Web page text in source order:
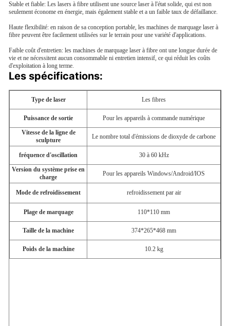
Stable et fiable: Les lasers à fibre utilisent une source laser à l'état solide, qui est non
seulement économe en énergie, mais également stable et a un faible taux de défaillance.
Haute flexibilité: en raison de sa conception portable, les machines de marquage laser à
fibre peuvent être facilement utilisées sur le terrain pour une variété d'applications.
Faible coût d'entretien: les machines de marquage laser à fibre ont une longue durée de
vie et ne nécessitent aucun consommable ni entretien intensif, ce qui réduit les coûts
d'exploitation à long terme.
Les spécifications:
Type de laser Les fibres
Puissance de sortie
Pour les appareils à commande numérique
Vitesse de la ligne de
sculpture
Le nombre total d'émissions de dioxyde de carbone
fréquence d'oscillation
30 à 60 kHz
Version du système prise en
charge
Pour les appareils Windows/Android/IOS
Mode de refroidissement refroidissement par air
Plage de marquage 110*110 mm
Taille de la machine 374*265*468 mm
Poids de la machine 10.2 kg